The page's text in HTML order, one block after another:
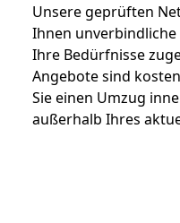
Unsere geprüften
Ihnen
Ihre Bedürfnisse
Angebote sind
Sie einen Umzug
außerhalb Ihres